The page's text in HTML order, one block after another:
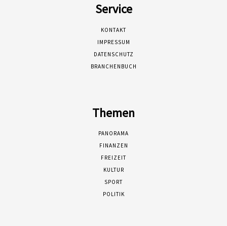
Service
KONTAKT
IMPRESSUM
DATENSCHUTZ
BRANCHENBUCH
Themen
PANORAMA
FINANZEN
FREIZEIT
KULTUR
SPORT
POLITIK